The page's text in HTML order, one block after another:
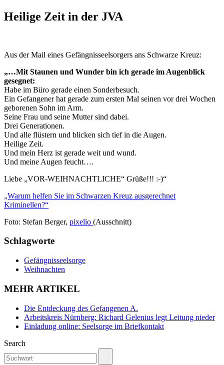
Heilige Zeit in der JVA
Aus der Mail eines Gefängnisseelsorgers ans Schwarze Kreuz:
„…Mit Staunen und Wunder bin ich gerade im Augenblick
gesegnet:
Habe im Büro gerade einen Sonderbesuch.
Ein Gefangener hat gerade zum ersten Mal seinen vor drei Wochen
geborenen Sohn im Arm.
Seine Frau und seine Mutter sind dabei.
Drei Generationen.
Und alle flüstern und blicken sich tief in die Augen.
Heilige Zeit.
Und mein Herz ist gerade weit und wund.
Und meine Augen feucht….
Liebe „VOR-WEIHNACHTLICHE“ Grüße!!! :-)“
„Warum helfen Sie im Schwarzen Kreuz ausgerechnet
Kriminellen?“
Foto: Stefan Berger, pixelio (Ausschnitt)
Schlagworte
Gefängnisseelsorge
Weihnachten
MEHR ARTIKEL
Die Entdeckung des Gefangenen A.
Arbeitskreis Nürnberg: Richard Gelenius legt Leitung nieder
Einladung online: Seelsorge im Briefkontakt
Search